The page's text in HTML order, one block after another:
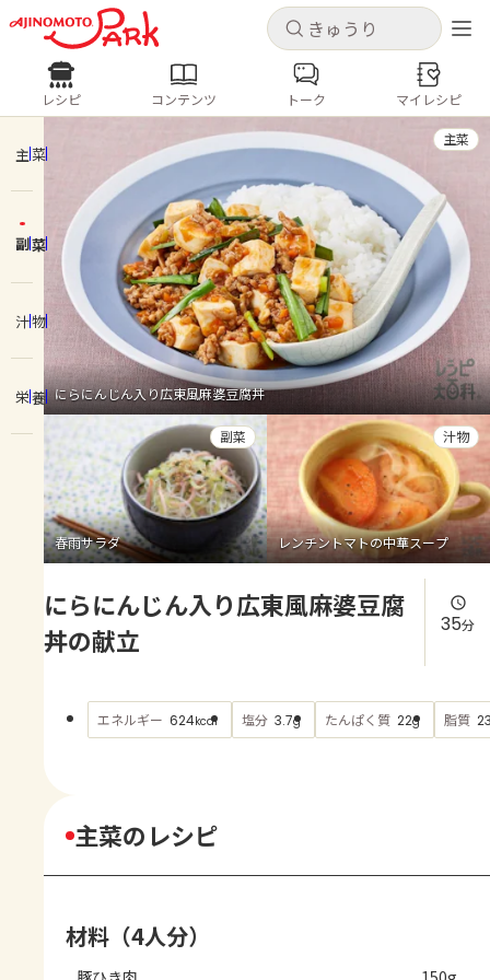
キャンセル
ログインするとレシピを保存できます
ログイン 新規登録
ホーム
コンテンツ
レシピ
トーク
よくあるお問い合わせ
お買い物
AJINOMOTO PARK とは
キャンセル
レシピ コンテンツ
人気の食材・レシピ
きゅうり なす トマト
とうもろこし
ピーマン
みょうが ゴーヤ
レシピ コンテンツ トーク マイレシピ
主菜
副菜
汁物
栄養 にらにんじん入り広東風麻婆豆腐丼
主菜
春雨サラダ
副菜
レンチントマトの中華スープ
汁物
にらにんじん入り広東風麻婆豆腐
丼の献立
35分
エネルギー 624kcal 塩分 3.7g たんぱく質 22g 脂質
主菜のレシピ
材料（4人分）